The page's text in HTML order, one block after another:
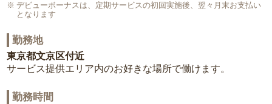
デビューボーナスは、定期サービスの初回実施後、翌々月末お支払い
となります
勤務地
東京都文京区付近
サービス提供エリア内のお好きな場所で働けます。
勤務時間